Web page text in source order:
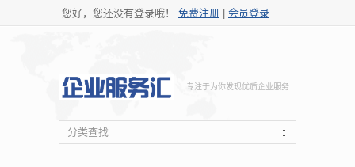
您好，您还没有登录哦！ 免费注册 会员登录
专注于为你发现优质企业服务
分类查找